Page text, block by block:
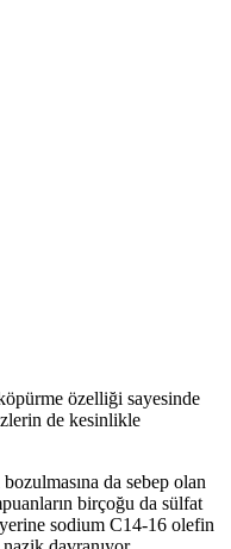
özelliği sayesinde
de kesinlikle
da sebep olan
birçoğu da sülfat
sodium C14-16 olefin